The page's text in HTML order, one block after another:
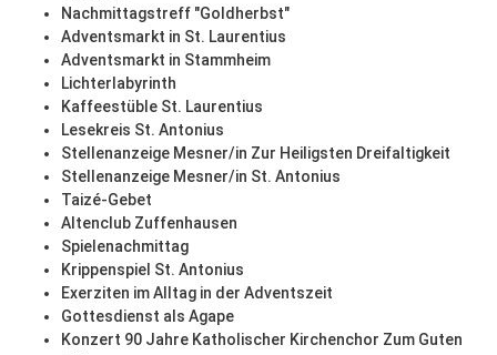
Nachmittagstreff "Goldherbst"
Adventsmarkt in St. Laurentius
Adventsmarkt in Stammheim
Lichterlabyrinth
Kaffeestüble St. Laurentius
Lesekreis St. Antonius
Stellenanzeige Mesner/in Zur Heiligsten Dreifaltigkeit
Stellenanzeige Mesner/in St. Antonius
Taizé-Gebet
Altenclub Zuffenhausen
Spielenachmittag
Krippenspiel St. Antonius
Exerziten im Alltag in der Adventszeit
Gottesdienst als Agape
Konzert 90 Jahre Katholischer Kirchenchor Zum Guten